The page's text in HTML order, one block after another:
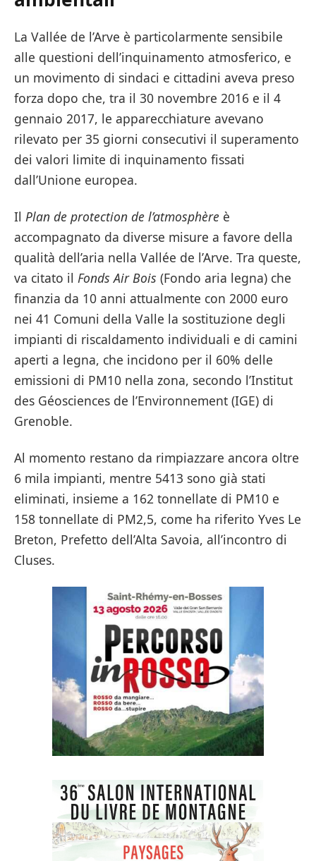
La Vallée de l’Arve è particolarmente sensibile
alle questioni dell’inquinamento atmosferico, e
un movimento di sindaci e cittadini aveva preso
forza dopo che, tra il 30 novembre 2016 e il 4
gennaio 2017, le apparecchiature avevano
rilevato per 35 giorni consecutivi il superamento
dei valori limite di inquinamento fissati
dall’Unione europea.
Il Plan de protection de l’atmosphère è
accompagnato da diverse misure a favore della
qualità dell’aria nella Vallée de l’Arve. Tra queste,
va citato il Fonds Air Bois (Fondo aria legna) che
finanzia da 10 anni attualmente con 2000 euro
nei 41 Comuni della Valle la sostituzione degli
impianti di riscaldamento individuali e di camini
aperti a legna, che incidono per il 60% delle
emissioni di PM10 nella zona, secondo l’Institut
des Géosciences de l’Environnement (IGE) di
Grenoble.
Al momento restano da rimpiazzare ancora oltre
6 mila impianti, mentre 5413 sono già stati
eliminati, insieme a 162 tonnellate di PM10 e
158 tonnellate di PM2,5, come ha riferito Yves Le
Breton, Prefetto dell’Alta Savoia, all’incontro di
Cluses.